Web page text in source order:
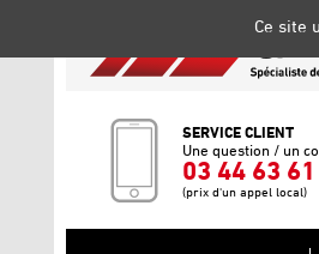
SERVICE CLIENT
Une question / un
03 44 63 61
(prix d'un appel local)
Ce site